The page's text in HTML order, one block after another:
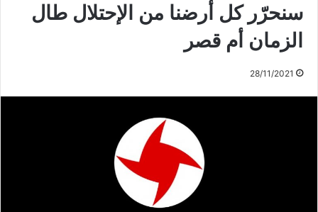
سنحرّر كل أرضنا من الإحتلال طال
الزمان أم قصر
28/11/2021